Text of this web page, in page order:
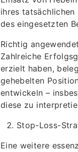
ihres
des eingesetzten
Richtig
Zahlreiche
erzielt haben,
gehebelten
entwickeln –
diese zu
Stop-Loss-
Eine weitere